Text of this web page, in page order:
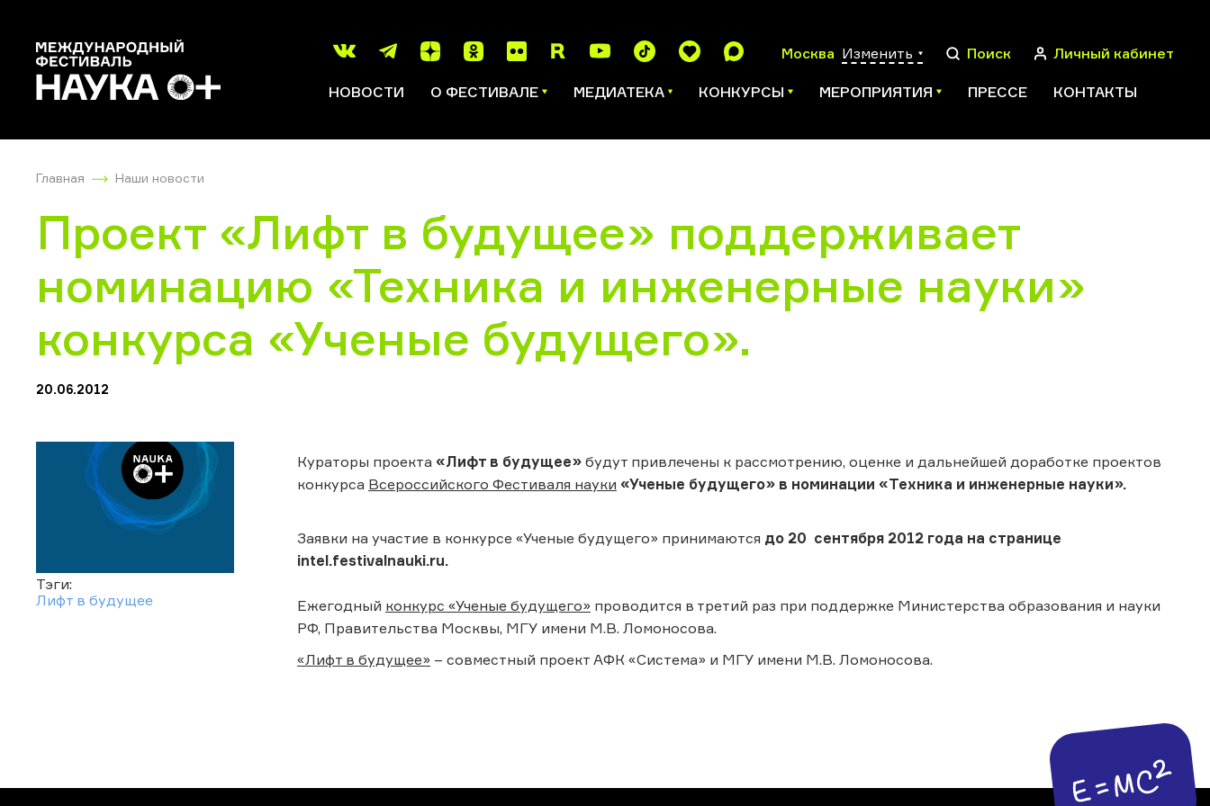
Москва Изменить Поиск Личный кабинет
НОВОСТИ О ФЕСТИВАЛЕ МЕДИАТЕКА КОНКУРСЫ МЕРОПРИЯТИЯ ПРЕССЕ КОНТАКТЫ
Главная Наши новости
Проект «Лифт в будущее» поддерживает
номинацию «Техника и инженерные науки»
конкурса «Ученые будущего».
20.06.2012
Тэги:
Лифт в будущее
Кураторы проекта «Лифт в будущее» будут привлечены к рассмотрению, оценке и дальнейшей доработке проектов
конкурса Всероссийского Фестиваля науки «Ученые будущего» в номинации «Техника и инженерные науки».
Заявки на участие в конкурсе «Ученые будущего» принимаются до 20 сентября 2012 года на странице
intel.festivalnauki.ru.
Ежегодный конкурс «Ученые будущего» проводится в третий раз при поддержке Министерства образования и науки
РФ, Правительства Москвы, МГУ имени М.В. Ломоносова.
«Лифт в будущее» – совместный проект АФК «Система» и МГУ имени М.В. Ломоносова.